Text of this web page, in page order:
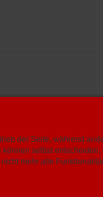
der Seite, während
selbst entscheiden,
mehr alle